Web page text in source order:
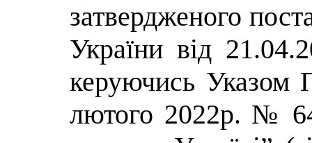
затвердженого
України від
керуючись Указом
лютого 2022р. №